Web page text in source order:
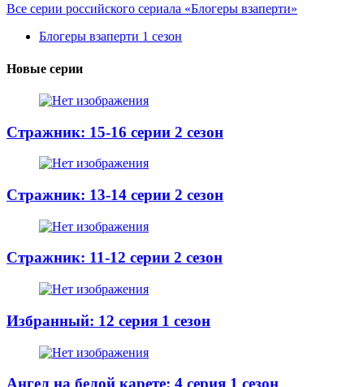
Все серии российского сериала «Блогеры взаперти»
Блогеры взаперти 1 сезон
Новые серии
Стражник: 15-16 серии 2 сезон
Стражник: 13-14 серии 2 сезон
Стражник: 11-12 серии 2 сезон
Избранный: 12 серия 1 сезон